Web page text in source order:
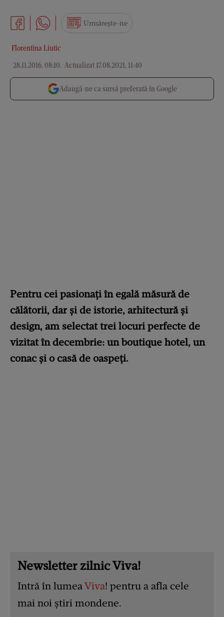
Florentina Liutic
28.11.2016, 08:10. Actualizat 17.08.2021, 11:40
Urmărește-ne
Adaugă-ne ca sursă preferată în Google
Pentru cei pasionați în egală măsură de
călătorii, dar și de istorie, arhitectură și
design, am selectat trei locuri perfecte de
vizitat în decembrie: un boutique hotel, un
conac și o casă de oaspeți.
Newsletter zilnic Viva!
Intră în lumeaViva! pentru a afla cele
mai noi știri mondene.